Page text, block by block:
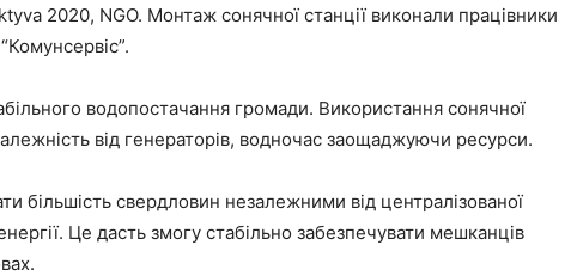
2020, NGO. Монтаж сонячної станції виконали працівники
водопостачання громади. Використання сонячної
від генераторів, водночас заощаджуючи ресурси.
більшість свердловин незалежними від централізованої
Це дасть змогу стабільно забезпечувати мешканців